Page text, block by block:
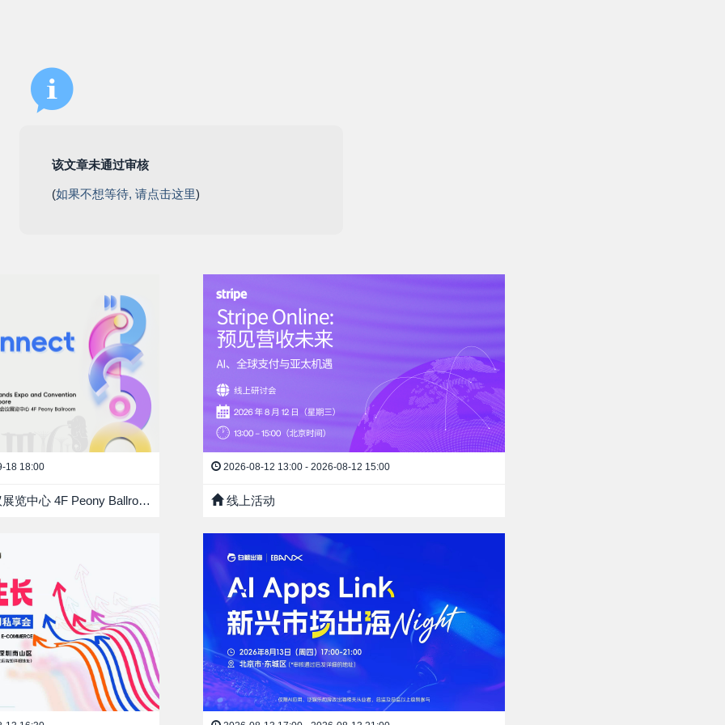
该文章未通过审核
(如果不想等待, 请点击这里)
18 18:00
中心 4F Peony Ballroom
2026-08-12 13:00 - 2026-08-12 15:00
线上活动